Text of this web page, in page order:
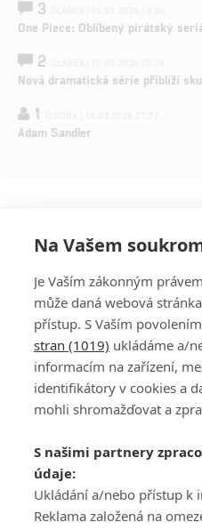
3
One Piece: Oblíbený pirátský
2
Nová dramatická série přiblíží
1
Adam Sandler
DISKUZE
Šéfredaktorkou webu jePetr
Máte-li zájem o inzerci na
Ochrana osobních údajů|Zásady
Na Vašem
Je Vaším zákonným
může daná webová
přístup. S Vaším
stran (1019) ukládáme a/
informacím na zařízení,
identifikátory v cookies a
mohli shromažďovat a
S našimi partnery
údaje:
Ukládání a/nebo přístup k
Reklama založená na